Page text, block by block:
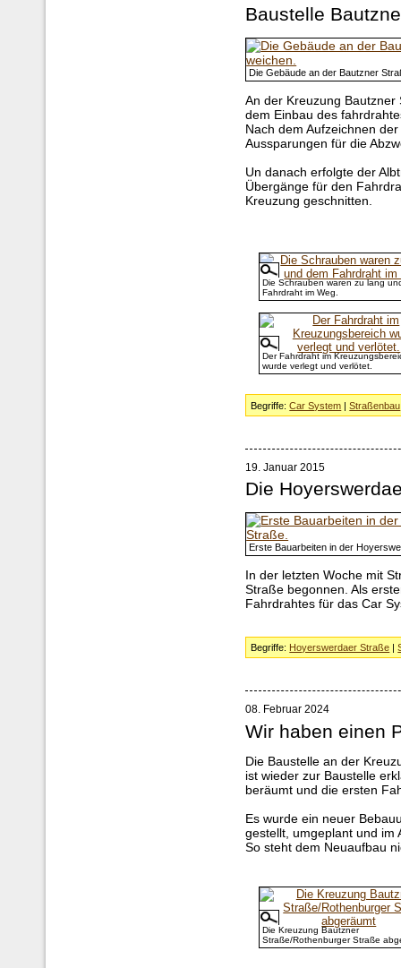
Baustelle
Die Gebäude an der Bautzner
An der Kreuzung
dem Einbau des
Nach dem Aufzeichnen
Aussparungen für die
Un danach erfolgte der
Übergänge für den
Kreuzung geschnitten.
Die Schrauben waren zu lang
Fahrdraht im Weg.
Der Fahrdraht im
wurde verlegt und verlötet.
Begriffe:Car System |Straßenbau
19. Januar 2015
Die
Erste Bauarbeiten in der
In der letzten Woche mit
Straße begonnen. Als
Fahrdrahtes für das Car
Begriffe: Hoyerswerdaer Straße |
08. Februar 2024
Wir haben einen
Die Baustelle an der
ist wieder zur Baustelle
beräumt und die ersten
Es wurde ein neuer
gestellt, umgeplant und im
So steht dem Neuaufbau
Die Kreuzung Bautzner
Straße/Rothenburger Straße